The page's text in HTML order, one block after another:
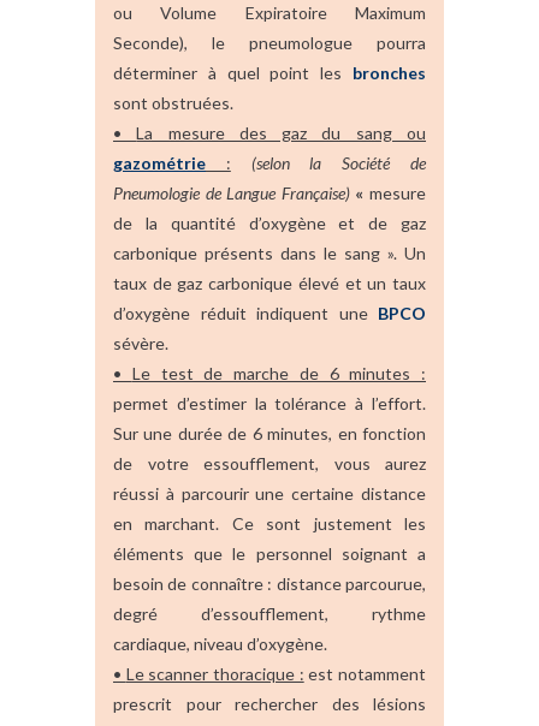
ou Volume Expiratoire Maximum
Seconde), le pneumologue pourra
déterminer à quel point les bronches
sont obstruées.
•La mesure des gaz du sang ou
gazométrie :
(selon la Société de
Pneumologie de Langue Française) «mesure
de la quantité d’oxygène et de gaz
carbonique présents dans le sang ». Un
taux de gaz carbonique élevé et un taux
d’oxygène réduit indiquent une BPCO
sévère.
• Le test de marche de 6 minutes :
permet d’estimer la tolérance à l’effort.
Sur une durée de 6 minutes, en fonction
de votre essoufflement, vous aurez
réussi à parcourir une certaine distance
en marchant. Ce sont justement les
éléments que le personnel soignant a
besoin de connaître : distance parcourue,
degré d’essoufflement, rythme
cardiaque, niveau d’oxygène.
• Le scanner thoracique : est notamment
prescrit pour rechercher des lésions